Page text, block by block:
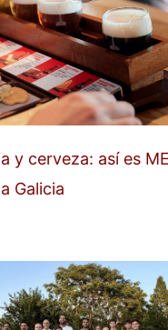
y cerveza: así es
Galicia